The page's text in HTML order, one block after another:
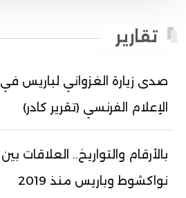
أحمد بداه
أحمد دداهي مختار
أحمد زيدان ولد محمد محمود
أحمد سالم بكار
أحمد سالم ولد بده
أحمد سالم ولد بكار
تقارير
صدى زيارة الغزواني لباريس في
الإعلام الفرنسي (تقرير كادر)
بالأرقام والتواريخ.. العلاقات بين
نواكشوط وباريس منذ 2019